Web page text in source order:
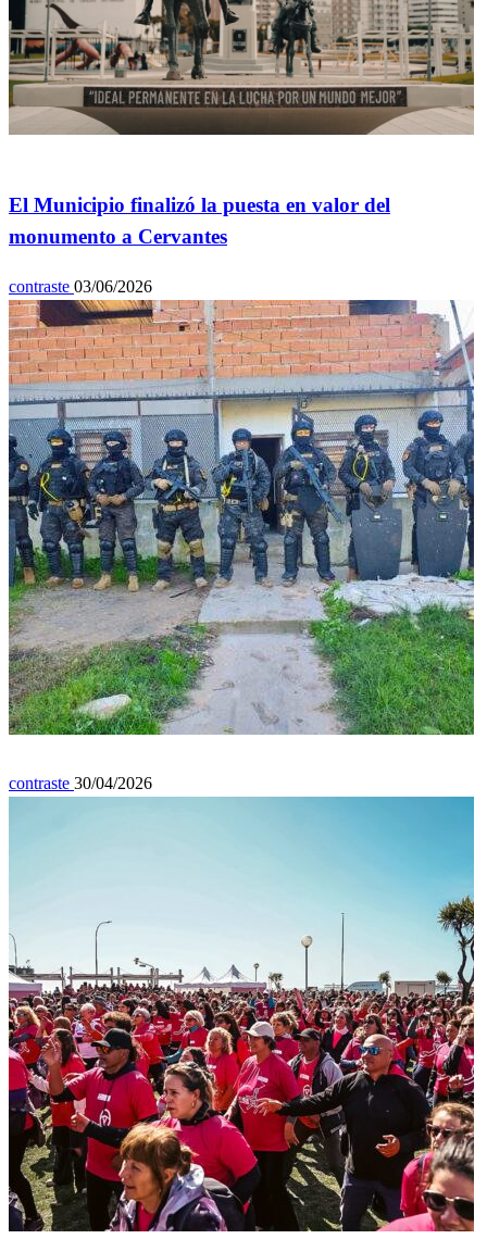
El Municipio finalizó la puesta en valor del
monumento a Cervantes
contraste 03/06/2026
contraste 30/04/2026